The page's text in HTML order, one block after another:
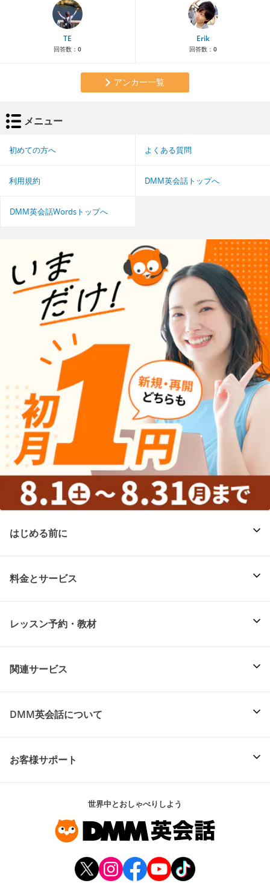
TE
回答数： 0
Erik
回答数： 0
アンカー一覧
メニュー
初めての方へ よくある質問
利用規約 DMM英会話トップへ
DMM英会話Wordsトップへ
はじめる前に
料金とサービス
レッスン予約・教材
関連サービス
DMM英会話について
お客様サポート
世界中とおしゃべりしよう